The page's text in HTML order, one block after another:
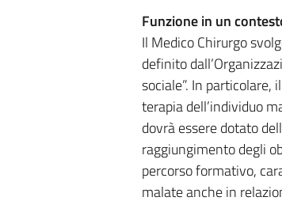
Funzione in un
Il Medico Chirurgo
definito
sociale”. In
terapia dell’individuo
dovrà essere dotato
raggiungimento degli
percorso formativo,
malate anche in